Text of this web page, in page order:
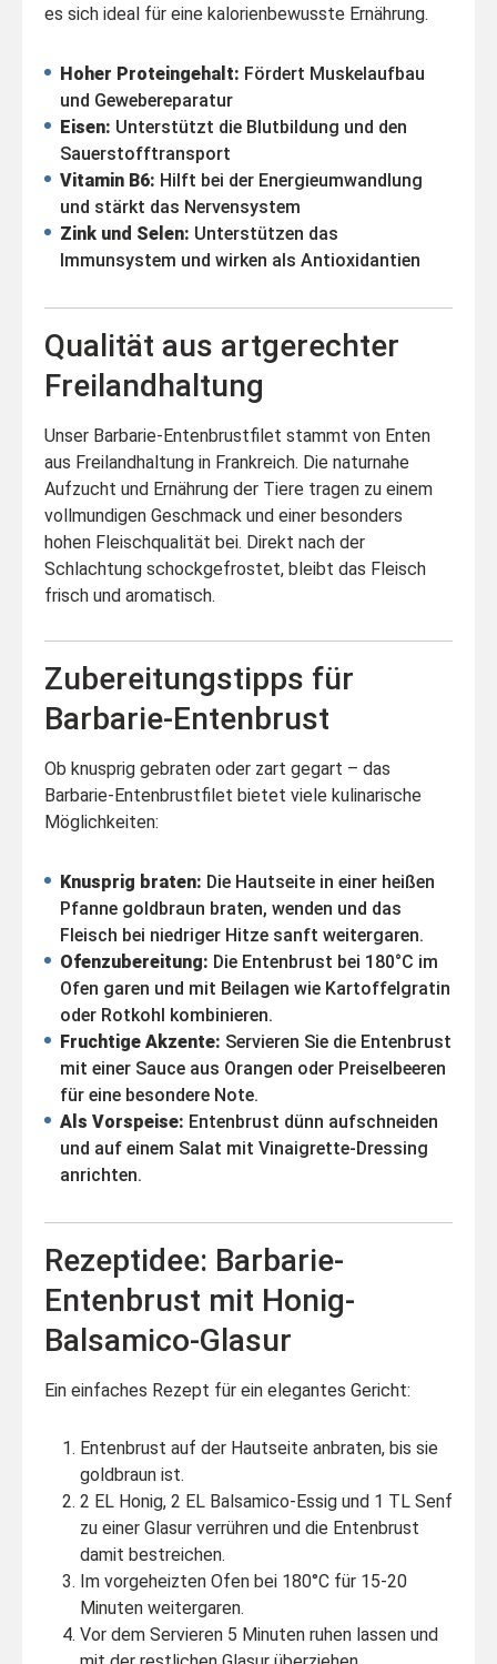
es sich ideal für eine kalorienbewusste Ernährung.
Hoher Proteingehalt: Fördert Muskelaufbau
und Gewebereparatur
Eisen: Unterstützt die Blutbildung und den
Sauerstofftransport
Vitamin B6: Hilft bei der Energieumwandlung
und stärkt das Nervensystem
Zink und Selen: Unterstützen das
Immunsystem und wirken als Antioxidantien
Qualität aus artgerechter
Freilandhaltung
Unser Barbarie-Entenbrustfilet stammt von Enten
aus Freilandhaltung in Frankreich. Die naturnahe
Aufzucht und Ernährung der Tiere tragen zu einem
vollmundigen Geschmack und einer besonders
hohen Fleischqualität bei. Direkt nach der
Schlachtung schockgefrostet, bleibt das Fleisch
frisch und aromatisch.
Zubereitungstipps für
Barbarie-Entenbrust
Ob knusprig gebraten oder zart gegart – das
Barbarie-Entenbrustfilet bietet viele kulinarische
Möglichkeiten:
Knusprig braten: Die Hautseite in einer heißen
Pfanne goldbraun braten, wenden und das
Fleisch bei niedriger Hitze sanft weitergaren.
Ofenzubereitung: Die Entenbrust bei 180°C im
Ofen garen und mit Beilagen wie Kartoffelgratin
oder Rotkohl kombinieren.
Fruchtige Akzente: Servieren Sie die Entenbrust
mit einer Sauce aus Orangen oder Preiselbeeren
für eine besondere Note.
Als Vorspeise: Entenbrust dünn aufschneiden
und auf einem Salat mit Vinaigrette-Dressing
anrichten.
Rezeptidee: Barbarie-
Entenbrust mit Honig-
Balsamico-Glasur
Ein einfaches Rezept für ein elegantes Gericht:
Entenbrust auf der Hautseite anbraten, bis sie
goldbraun ist.
2 EL Honig, 2 EL Balsamico-Essig und 1 TL Senf
zu einer Glasur verrühren und die Entenbrust
damit bestreichen.
Im vorgeheizten Ofen bei 180°C für 15-20
Minuten weitergaren.
Vor dem Servieren 5 Minuten ruhen lassen und